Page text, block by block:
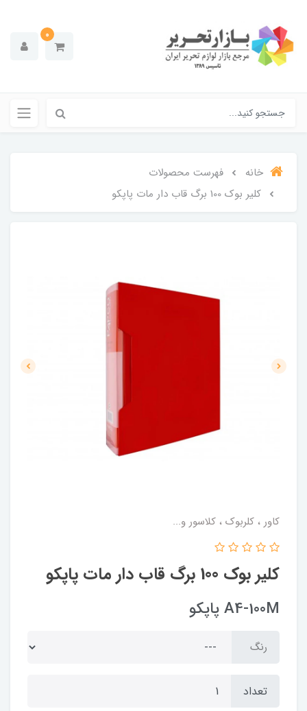
0
خانه
فهرست محصولات
کلیر بوک 100 برگ قاب دار مات پاپکو
کاور ، کلربوک ، کلاسور و...
کلیر بوک 100 برگ قاب دار مات پاپکو
A4-100M پاپکو
رنگ
تعداد